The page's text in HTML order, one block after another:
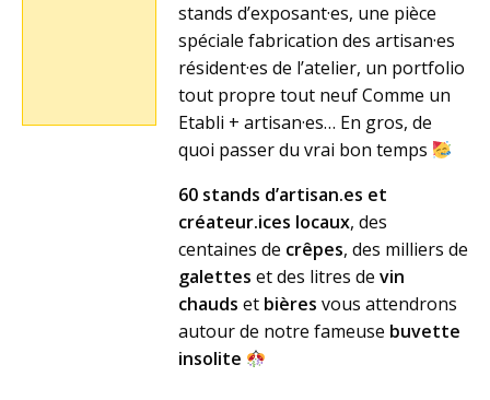
stands d’exposant·es, une pièce
spéciale fabrication des artisan·es
résident­·es de l’atelier, un portfolio
tout propre tout neuf Comme un
Etabli + artisan·es… En gros, de
quoi passer du vrai bon temps
60 stands d’artisan.es et
créateur.ices locaux, des
centaines de crêpes, des milliers de
galettes et des litres de vin
chauds et bières vous attendrons
autour de notre fameuse buvette
insolite